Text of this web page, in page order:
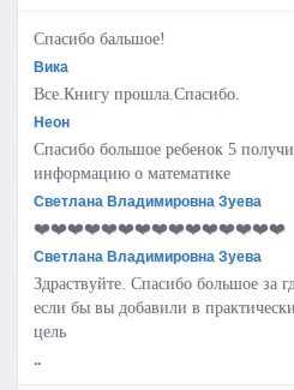
Спасибо бальшое!
Вика
Все.Книгу прошла.Спасибо.
Неон
Спасибо большое ребенок 5
информацию о математике
Светлана Владимировна Зуева
❤️❤️❤️❤️❤️❤️❤️❤️❤️❤️❤️❤️❤️❤️❤️
Светлана Владимировна Зуева
Здраствуйте. Спасибо большое за
если бы вы добавили в
цель
..